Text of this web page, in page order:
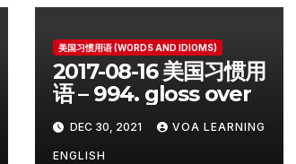
美国习惯用语 (WORDS AND IDIOMS)
2017-08-16 美国习惯用
语 – 994. gloss over
DEC 30, 2021 VOA LEARNING
ENGLISH